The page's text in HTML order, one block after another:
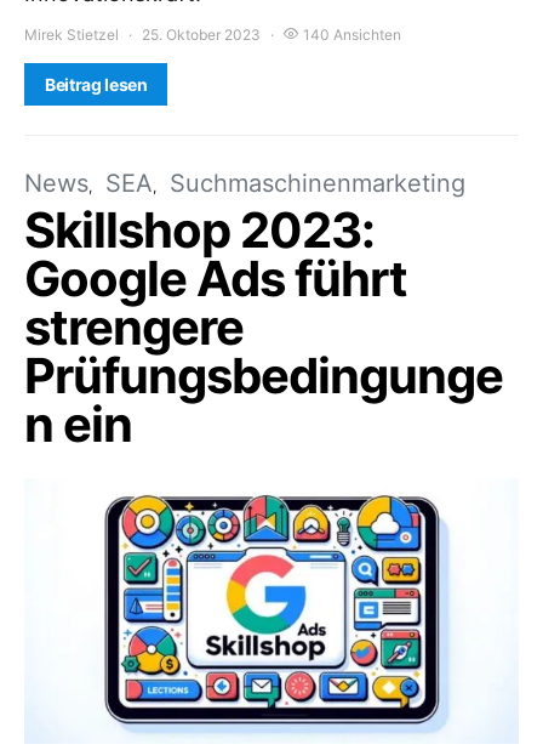
Mirek Stietzel 25. Oktober 2023 140 Ansichten
Beitrag lesen
News SEA Suchmaschinenmarketing
Skillshop 2023:
Google Ads führt
strengere
Prüfungsbedingunge
n ein